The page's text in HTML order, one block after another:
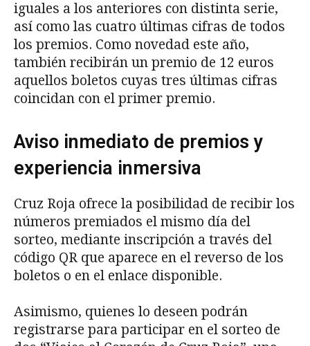
iguales a los anteriores con distinta serie,
así como las cuatro últimas cifras de todos
los premios. Como novedad este año,
también recibirán un premio de 12 euros
aquellos boletos cuyas tres últimas cifras
coincidan con el primer premio.
Aviso inmediato de premios y
experiencia inmersiva
Cruz Roja ofrece la posibilidad de recibir los
números premiados el mismo día del
sorteo, mediante inscripción a través del
código QR que aparece en el reverso de los
boletos o en el enlace disponible.
Asimismo, quienes lo deseen podrán
registrarse para participar en el sorteo de